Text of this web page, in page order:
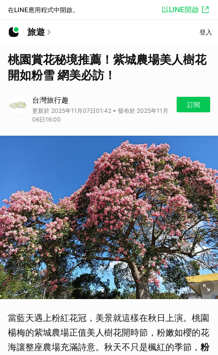
在LINE應用程式中開啟。 以LINE開啟
旅遊 登入
桃園賞花秘境推薦！紫城農場美人樹花
開如粉雪 網美必訪！
台灣旅行趣
更新於 2025年11月07日01:42 • 發布於 2025年11月
06日16:00
訂閱
當藍天遇上粉紅花冠，美景就這樣在秋日上演。桃園
楊梅的紫城農場正值美人樹花開時節，粉嫩如櫻的花
海讓整座農場充滿詩意。秋天不只是楓紅的季節， 粉